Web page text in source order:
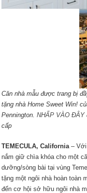
Căn nhà mẫu được trang bị
tặng nhà Home Sweet Win!
Pennington. NHẤP VÀO ĐÂY
cấp
TEMECULA, California – Với
nắm giữ chìa khóa cho một
dưỡng/sòng bài tại vùng
tặng một ngôi nhà hoàn toàn
đến cơ hội sở hữu ngôi nhà